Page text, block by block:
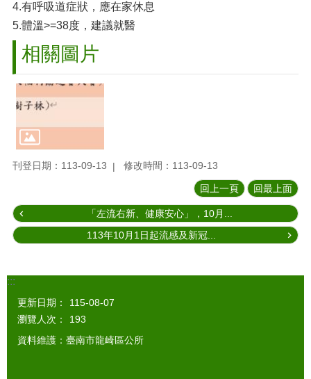
4.有呼吸道症狀，應在家休息
5.體溫>=38度，建議就醫
相關圖片
刊登日期：113-09-13 修改時間：113-09-13
回上一頁 回最上面
「左流右新、健康安心」，10月...
113年10月1日起流感及新冠...
:::
更新日期：
115-08-07
瀏覽人次：
193
資料維護：臺南市龍崎區公所